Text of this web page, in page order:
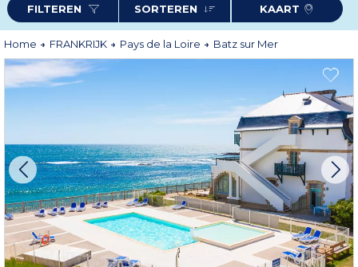
la Brièredat zich uitstrekt over bijna 49.000 hectare.
Meer informatie
FILTEREN SORTEREN KAART
Home FRANKRIJK Pays de la Loire Batz sur Mer